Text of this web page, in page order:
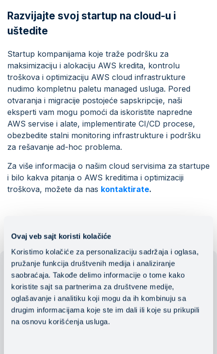
Ovaj veb sajt koristi kolačiće
Koristimo kolačiće za personalizaciju sadržaja i oglasa,
pružanje funkcija društvenih medija i analiziranje
saobraćaja. Takođe delimo informacije o tome kako
koristite sajt sa partnerima za društvene medije,
oglašavanje i analitiku koji mogu da ih kombinuju sa
drugim informacijama koje ste im dali ili koje su prikupili
na osnovu korišćenja usluga.
Razvijajte svoj startup na cloud-u i
uštedite
Startup kompanijama koje traže podršku za
maksimizaciju i alokaciju AWS kredita, kontrolu
troškova i optimizaciju AWS cloud infrastrukture
nudimo kompletnu paletu managed usluga. Pored
otvaranja i migracije postojeće sapskripcije, naši
eksperti vam mogu pomoći da iskoristite napredne
AWS servise i alate, implementirate CI/CD procese,
obezbedite stalni monitoring infrastrukture i podršku
za rešavanje ad-hoc problema.
Za više informacija o našim cloud servisima za startupe
i bilo kakva pitanja o AWS kreditima i optimizaciji
troškova, možete da nas kontaktirate.